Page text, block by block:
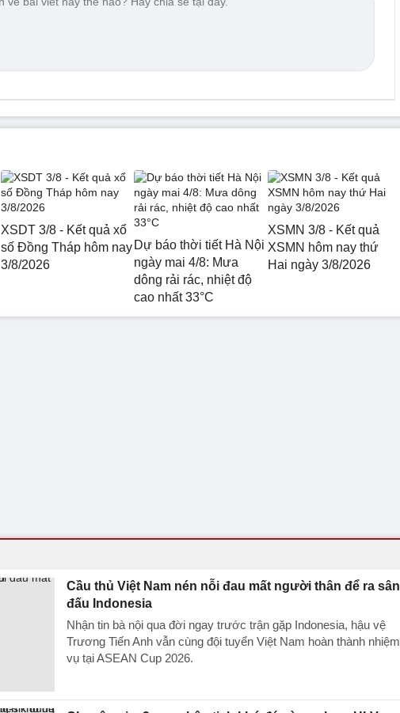
XSDT 3/8 - Kết quả xổ
số Đồng Tháp hôm nay
3/8/2026
Dự báo thời tiết Hà Nội
ngày mai 4/8: Mưa
dông rải rác, nhiệt độ
cao nhất 33°C
XSMN 3/8 - Kết quả
XSMN hôm nay thứ
Hai ngày 3/8/2026
Cầu thủ Việt Nam nén nỗi đau mất người thân để ra sân
đấu Indonesia
Nhận tin bà nội qua đời ngay trước trận gặp Indonesia, hậu vệ
Trương Tiến Anh vẫn cùng đội tuyển Việt Nam hoàn thành nhiệm
vụ tại ASEAN Cup 2026.